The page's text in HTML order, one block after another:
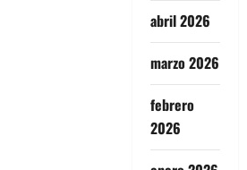
abril 2026
marzo 2026
febrero
2026